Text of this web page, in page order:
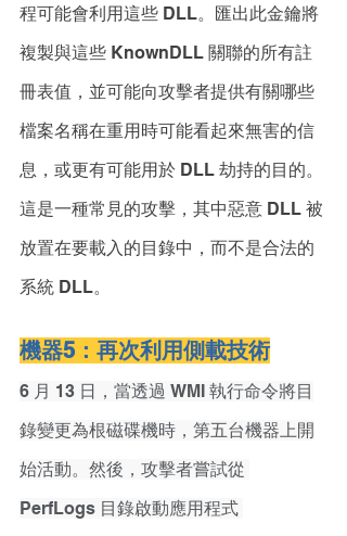
程可能會利用這些 DLL。匯出此金鑰將
複製與這些 KnownDLL 關聯的所有註
冊表值，並可能向攻擊者提供有關哪些
檔案名稱在重用時可能看起來無害的信
息，或更有可能用於 DLL 劫持的目的。
這是一種常見的攻擊，其中惡意 DLL 被
放置在要載入的目錄中，而不是合法的
系統 DLL。
機器5：再次利用側載技術
6 月 13 日，當透過 WMI 執行命令將目
錄變更為根磁碟機時，第五台機器上開
始活動。然後，攻擊者嘗試從
PerfLogs 目錄啟動應用程式